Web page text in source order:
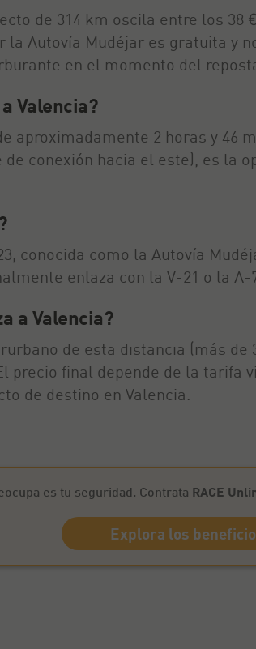
de 314 km oscila entre los
Autovía Mudéjar es gratuita y
en el momento del
Valencia?
aproximadamente 2 horas y 46
conexión hacia el este), es la
conocida como la Autovía
enlaza con la V-21 o la
a Valencia?
de esta distancia (más de
precio final depende de la
de destino en Valencia.
es tu seguridad. Contrata RACE
Explora los